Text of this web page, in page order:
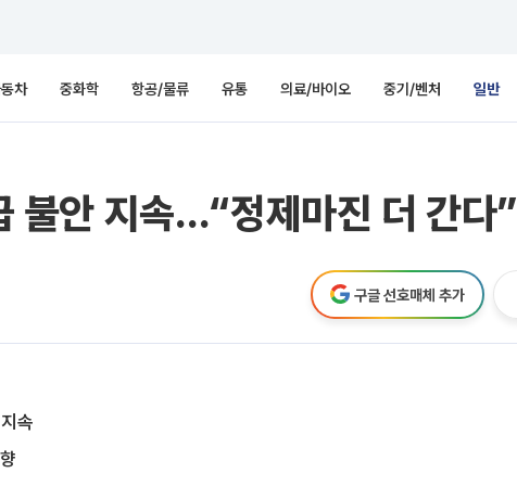
차 중화학 항공/물류 유통 의료/바이오 중기/벤처 일반
불안 지속…“정제마진 더 간다”
구글 선호매체 추가
속